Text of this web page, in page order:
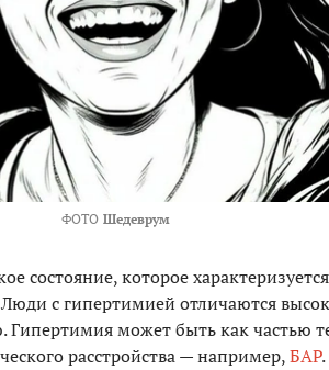
ФОТО Шедеврум
состояние, которое
с гипертимией отличаются
Гипертимия может быть как частью
расстройства — например,БАР.